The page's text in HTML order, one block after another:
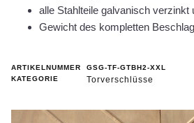
alle Stahlteile galvanisch verzinkt
Gewicht des kompletten
ARTIKELNUMMER
GSG-TF-GTBH2-XXL
KATEGORIE
Torverschlüsse